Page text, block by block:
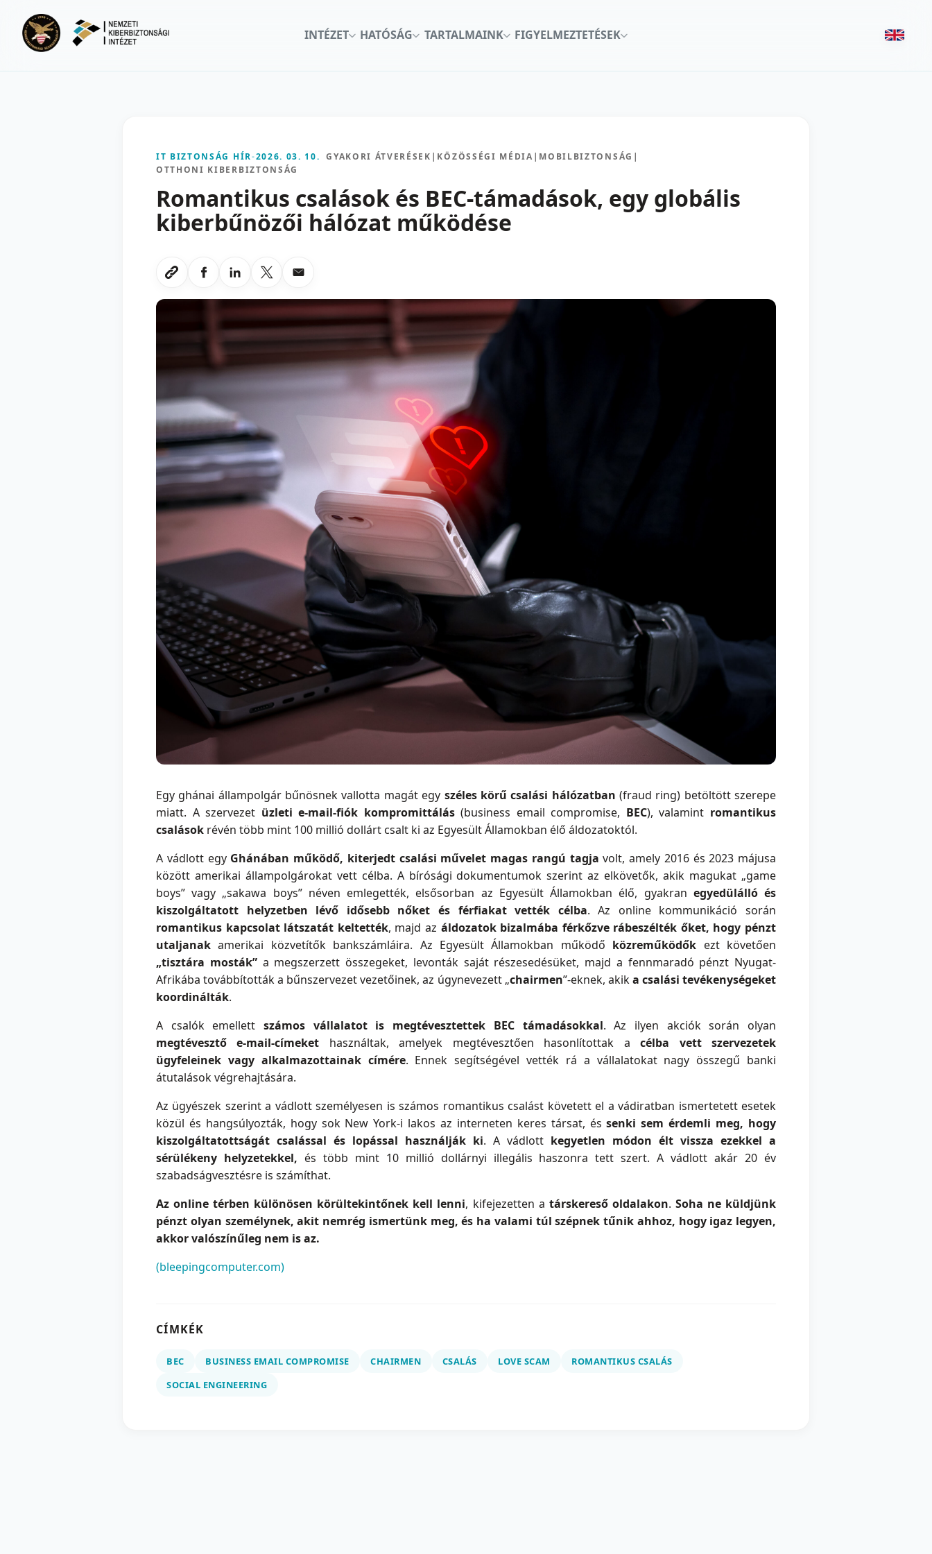
INTÉZET
HATÓSÁG TARTALMAINK FIGYELMEZTETÉSEK
IT BIZTONSÁG HÍR-2026. 03. 10. GYAKORI ÁTVERÉSEK | KÖZÖSSÉGI MÉDIA | MOBILBIZTONSÁG |
OTTHONI KIBERBIZTONSÁG
Romantikus csalások és BEC-támadások, egy globális
kiberbűnözői hálózat működése
Link masolasa
Megosztas Facebookon
Megosztas LinkedInen
Megosztas X-en
Megosztas emailben
Egy ghánai állampolgár bűnösnek vallotta magát egy széles körű csalási hálózatban (fraud ring) betöltött szerepe
miatt. A szervezet üzleti e-mail-fiók kompromittálás(business email compromise, BEC), valamint romantikus
csalások révén több mint 100 millió dollárt csalt ki az Egyesült Államokban élő áldozatoktól.
A vádlott egy Ghánában működő, kiterjedt csalási művelet magas rangú tagja volt, amely 2016 és 2023 májusa
között amerikai állampolgárokat vett célba. A bírósági dokumentumok szerint az elkövetők, akik magukat „game
boys” vagy „sakawa boys” néven emlegették, elsősorban az Egyesült Államokban élő, gyakran egyedülálló és
kiszolgáltatott helyzetben lévő idősebb nőket és férfiakat vették célba. Az online kommunikáció során
romantikus kapcsolat látszatát keltették, majd az áldozatok bizalmába férkőzve rábeszélték őket, hogy pénzt
utaljanakamerikai közvetítők bankszámláira. Az Egyesült Államokban működő közreműködők ezt követően
„tisztára mosták”a megszerzett összegeket, levonták saját részesedésüket, majd a fennmaradó pénzt Nyugat-
Afrikába továbbították a bűnszervezet vezetőinek, az úgynevezett „chairmen”-eknek, akika csalási tevékenységeket
koordinálták.
A csalók emellettszámos vállalatot is megtévesztettek BEC támadásokkal. Az ilyen akciók során olyan
megtévesztő e-mail-címeket használtak, amelyek megtévesztően hasonlítottak acélba vett szervezetek
ügyfeleinek vagy alkalmazottainak címére. Ennek segítségével vették rá a vállalatokat nagy összegű banki
átutalások végrehajtására.
Az ügyészek szerint a vádlott személyesen is számos romantikus csalást követett el a vádiratban ismertetett esetek
közül és hangsúlyozták, hogy sok New York-i lakos az interneten keres társat, éssenki sem érdemli meg, hogy
kiszolgáltatottságát csalással és lopással használják ki. A vádlott kegyetlen módon élt vissza ezekkel a
sérülékeny helyzetekkel, és több mint 10 millió dollárnyi illegális haszonra tett szert. A vádlott akár 20 év
szabadságvesztésre is számíthat.
Az online térben különösen körültekintőnek kell lenni, kifejezetten a társkereső oldalakon. Soha ne küldjünk
pénzt olyan személynek, akit nemrég ismertünk meg, és ha valami túl szépnek tűnik ahhoz, hogy igaz legyen,
akkor valószínűleg nem is az.
(bleepingcomputer.com)
CÍMKÉK
BEC BUSINESS EMAIL COMPROMISE CHAIRMEN CSALÁS LOVE SCAM
ROMANTIKUS CSALÁS
SOCIAL ENGINEERING